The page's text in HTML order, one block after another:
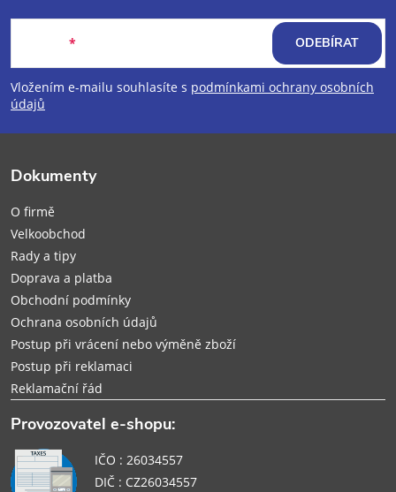
p
a
Vložením e-mailu souhlasíte s podmínkami ochrany osobních
údajů
ODEBÍRAT
Dokumenty
O firmě
Velkoobchod
Rady a tipy
Doprava a platba
Obchodní podmínky
Ochrana osobních údajů
Postup při vrácení nebo výměně zboží
Postup při reklamaci
Reklamační řád
Provozovatel e-shopu:
IČO : 26034557
DIČ : CZ26034557